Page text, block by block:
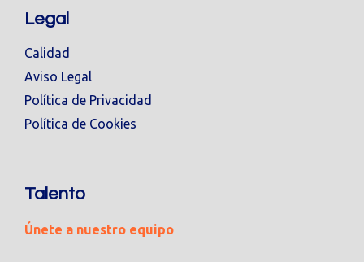
Legal
Calidad
Aviso Legal
Política de Privacidad
Política de Cookies
Talento
Únete a nuestro equipo